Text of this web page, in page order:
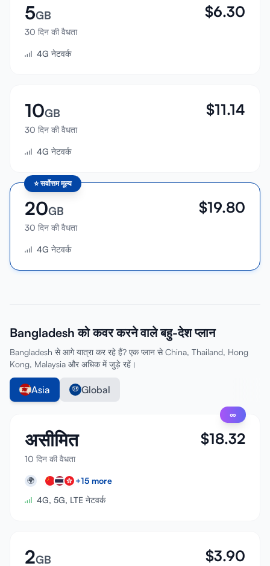
5GB
30 दिन की वैधता
$6.30
4G नेटवर्क
10GB
30 दिन की वैधता
$11.14
4G नेटवर्क
⭐सर्वोत्तम मूल्य
20GB
30 दिन की वैधता
$19.80
4G नेटवर्क
Bangladesh को कवर करने वाले बहु-देश प्लान
Bangladesh से आगे यात्रा कर रहे हैं? एक प्लान से China, Thailand, Hong
Kong, Malaysia और अधिक में जुड़े रहें।
Asia Global
∞
असीमित
10 दिन की वैधता
$18.32
🌍 +15 more
4G, 5G, LTE नेटवर्क
2GB $3.90